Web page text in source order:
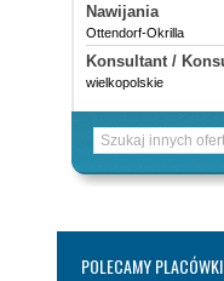
POLECAMY PLACÓWKI